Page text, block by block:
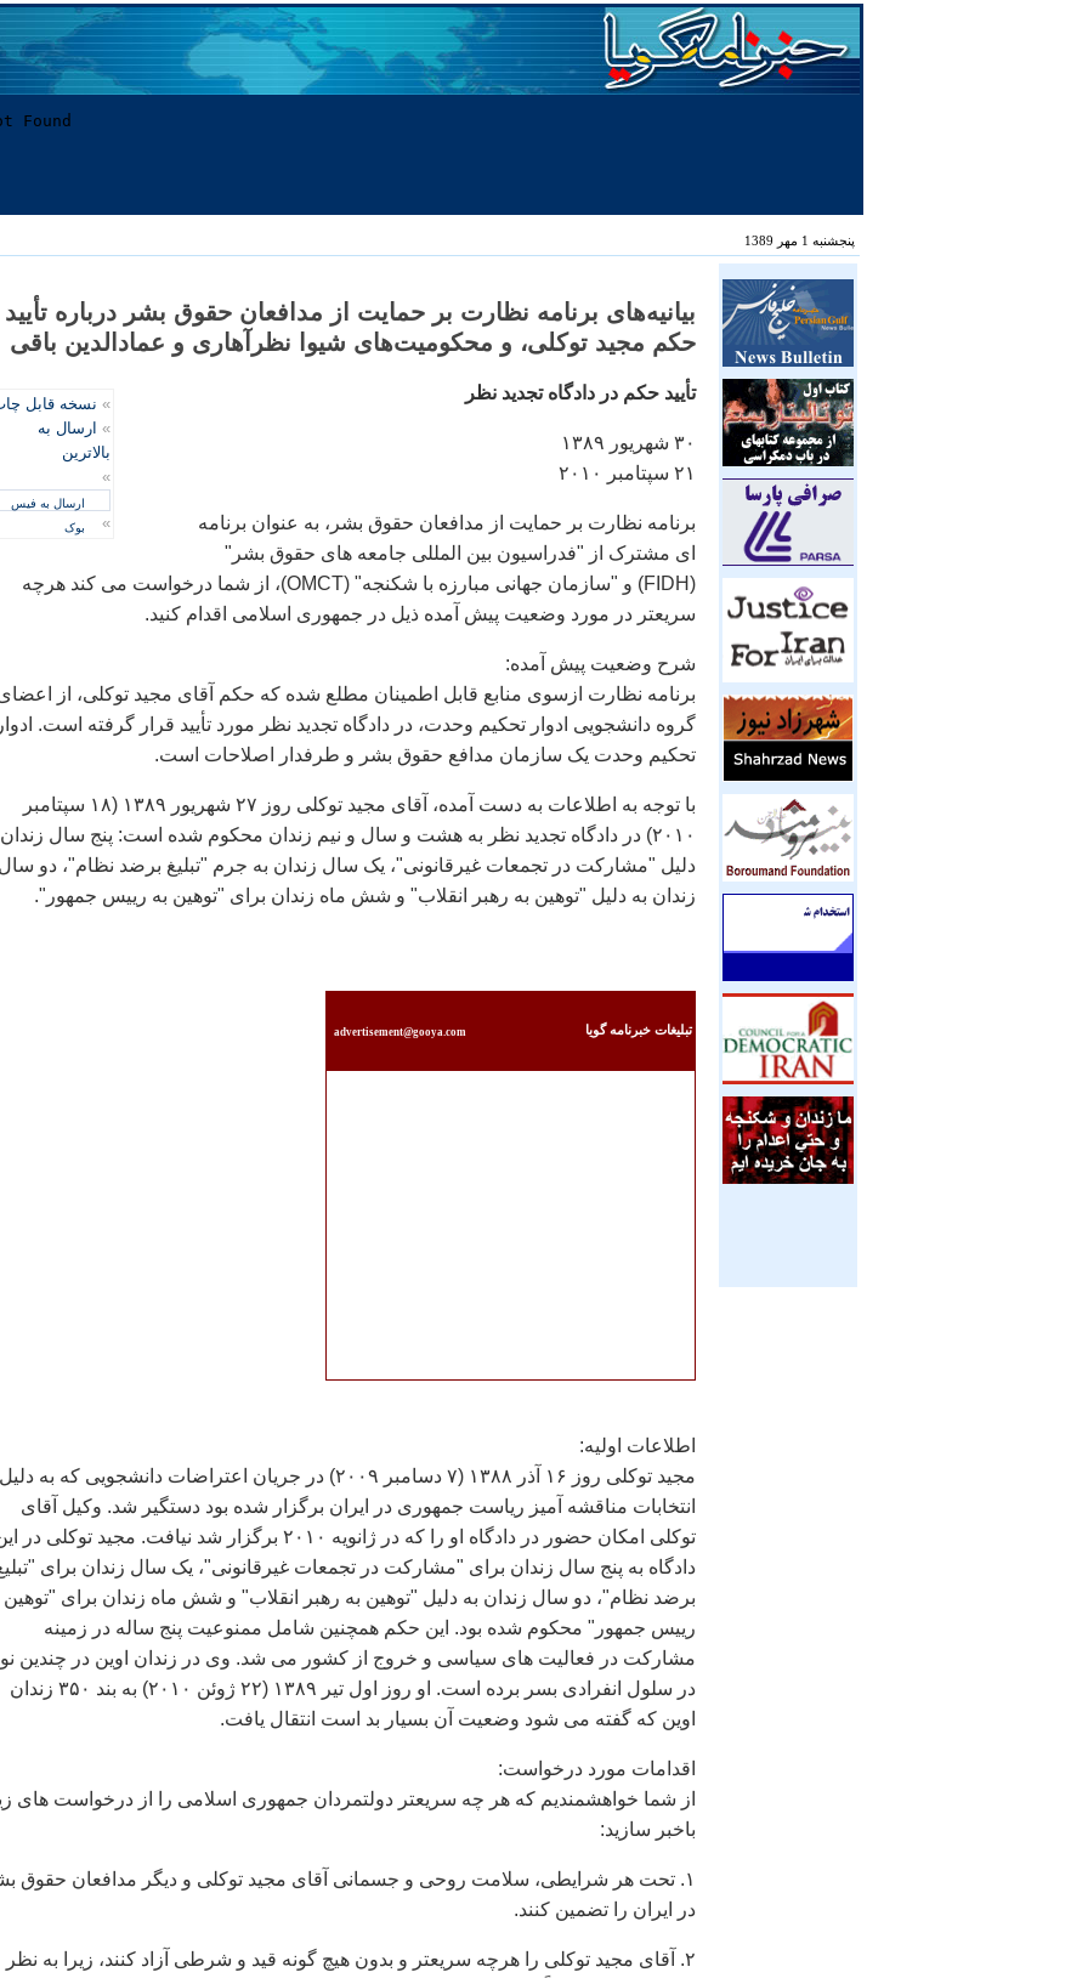
پنجشنبه 1 مهر 1389
بيانيه‌های برنامه نظارت بر حمايت از مدافعان حقوق بشر درباره تأييد
حکم مجيد توکلی، و محکوميت‌های شيوا نظرآهاری و عمادالدين باقی
» نسخه قابل
» ارسال به
بالاترین
»
ارسال به فیس
بوک
»
تأييد حکم در دادگاه تجديد نظر
۳۰ شهريور ۱۳۸۹
۲۱ سپتامبر ۲۰۱۰
برنامه نظارت بر حمايت از مدافعان حقوق بشر، به عنوان برنامه
ای مشترک از "فدراسيون بين المللی جامعه های حقوق بشر"
(FIDH) و "سازمان جهانی مبارزه با شکنجه" (OMCT)، از شما درخواست می کند هرچه
سريعتر در مورد وضعيت پيش آمده ذيل در جمهوری اسلامی اقدام کنيد.
شرح وضعيت پيش آمده:
برنامه نظارت ازسوی منابع قابل اطمينان مطلع شده که حکم آقای مجيد توکلی، از
گروه دانشجويی ادوار تحکيم وحدت، در دادگاه تجديد نظر مورد تأييد قرار گرفته است.
تحکيم وحدت يک سازمان مدافع حقوق بشر و طرفدار اصلاحات است.
با توجه به اطلاعات به دست آمده، آقای مجيد توکلی روز ۲۷ شهريور ۱۳۸۹ (۱۸ سپتامبر
۲۰۱۰) در دادگاه تجديد نظر به هشت و سال و نيم زندان محکوم شده است: پنج سال
دليل "مشارکت در تجمعات غيرقانونی"، يک سال زندان به جرم "تبليغ برضد نظام"، دو
زندان به دليل "توهين به رهبر انقلاب" و شش ماه زندان برای "توهين به رييس جمهور".
تبليغات خبرنامه گويا advertisement@gooya.com
اطلاعات اوليه:
مجيد توکلی روز ۱۶ آذر ۱۳۸۸ (۷ دسامبر ۲۰۰۹) در جريان اعتراضات دانشجويی که به دليل
انتخابات مناقشه آميز رياست جمهوری در ايران برگزار شده بود دستگير شد. وکيل آقای
توکلی امکان حضور در دادگاه او را که در ژانويه ۲۰۱۰ برگزار شد نيافت. مجيد توکلی در
دادگاه به پنج سال زندان برای "مشارکت در تجمعات غيرقانونی"، يک سال زندان برای
برضد نظام"، دو سال زندان به دليل "توهين به رهبر انقلاب" و شش ماه زندان برای "توهين
رييس جمهور" محکوم شده بود. اين حکم همچنين شامل ممنوعيت پنج ساله در زمينه
مشارکت در فعاليت های سياسی و خروج از کشور می شد. وی در زندان اوين در چندين
در سلول انفرادی بسر برده است. او روز اول تير ۱۳۸۹ (۲۲ ژوئن ۲۰۱۰) به بند ۳۵۰ زندان
اوين که گفته می شود وضعيت آن بسيار بد است انتقال يافت.
اقدامات مورد درخواست:
از شما خواهشمنديم که هر چه سريعتر دولتمردان جمهوری اسلامی را از درخواست های
باخبر سازيد:
۱. تحت هر شرايطی، سلامت روحی و جسمانی آقای مجيد توکلی و ديگر مدافعان حقوق
در ايران را تضمين کنند.
۲. آقای مجيد توکلی را هرچه سريعتر و بدون هيچ گونه قيد و شرطی آزاد کنند، زيرا به